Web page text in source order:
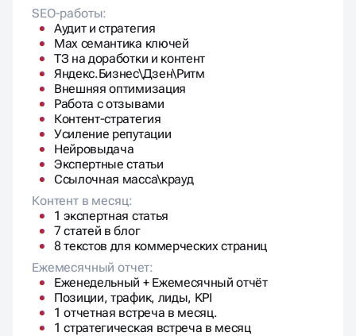
SEO-работы:
Аудит и стратегия
Max семантика ключей
ТЗ на доработки и контент
Яндекс.Бизнес\Дзен\Ритм
Внешняя оптимизация
Работа с отзывами
Контент-стратегия
Усиление репутации
Нейровыдача
Экспертные статьи
Ссылочная масса\крауд
Контент в месяц:
1 экспертная статья
7 статей в блог
8 текстов для коммерческих страниц
Ежемесячный отчет:
Еженедельный + Ежемесячный отчёт
Позиции, трафик, лиды, KPI
1 отчетная встреча в месяц.
1 стратегическая встреча в месяц